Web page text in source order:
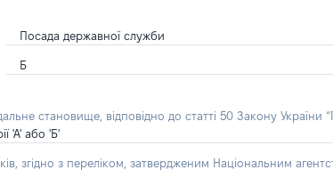
Посада державної служби
Б
становище, відповідно до статті 50 Закону України
'А' або 'Б'
з переліком, затвердженим Національним